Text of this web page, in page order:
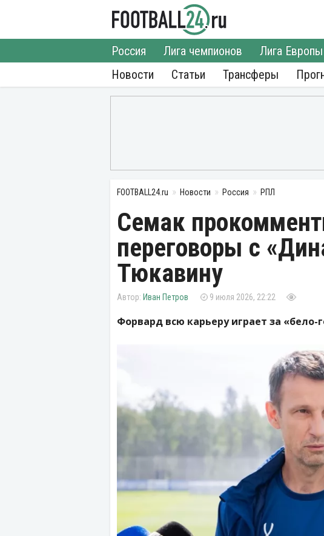
Новости
Россия Лига чемпионов Лига Европы
Статьи
Трансферы
FOOTBALL24.ru Новости Россия РПЛ
Семак
переговоры с
Тюкавину
Иван Петров 9 июля 2026, 22:22
Форвард всю карьеру играет за «бело-